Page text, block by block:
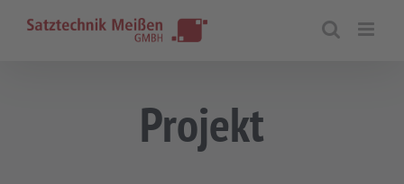
Inhalt
Projekt